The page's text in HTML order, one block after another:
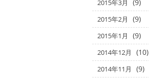
2015年3月 (9)
2015年2月 (9)
2015年1月 (9)
2014年12月 (10)
2014年11月 (9)